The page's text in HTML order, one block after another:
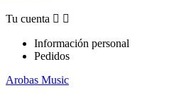
Tu cuenta  
Información personal
Pedidos
Arobas Music